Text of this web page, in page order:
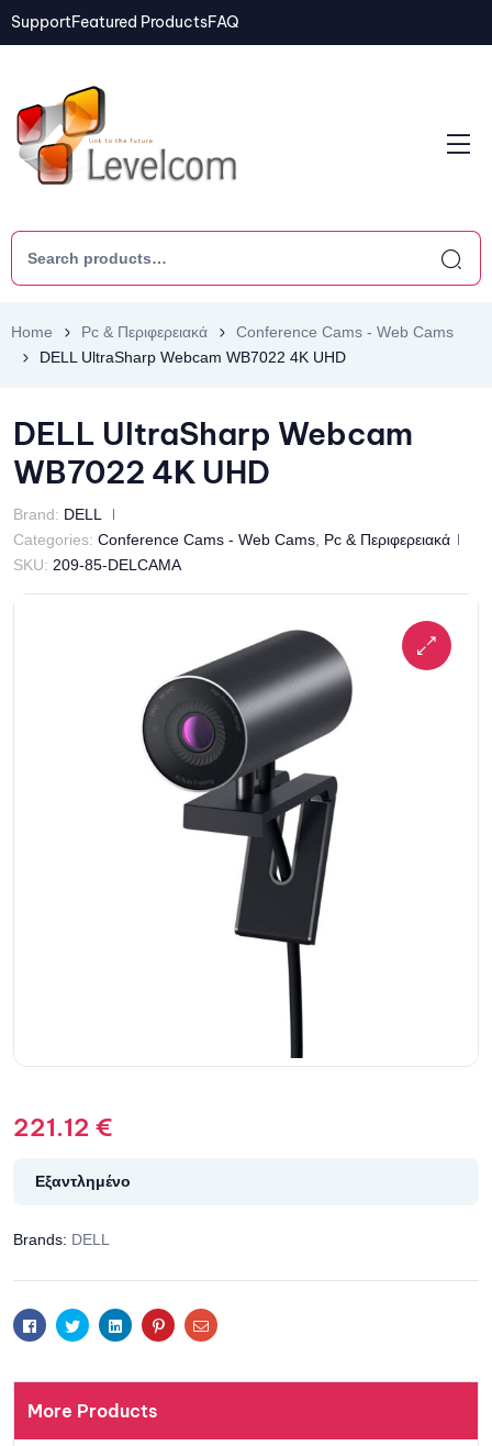
SupportFeatured ProductsFAQ
Home Pc & Περιφερειακά
Conference Cams - Web Cams
DELL UltraSharp Webcam WB7022 4Κ UHD
DELL UltraSharp Webcam
WB7022 4Κ UHD
Brand: DELL
Categories: Conference Cams - Web Cams Pc & Περιφερειακά
SKU: 209-85-DELCAMA
221.12 €
Εξαντλημένο
Brands: DELL
FacebookTwitterLinkedinPinterestEmail
More Products